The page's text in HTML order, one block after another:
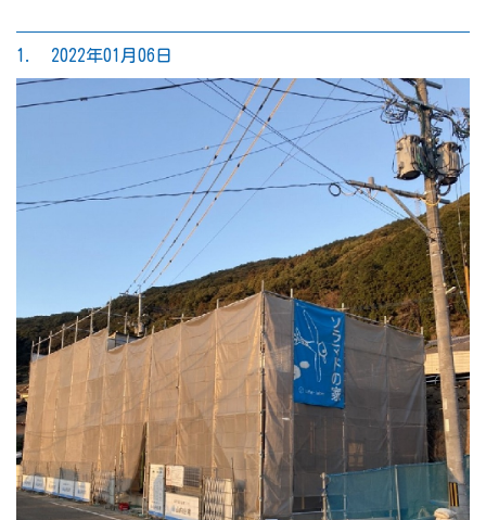
1. 2022年01月06日